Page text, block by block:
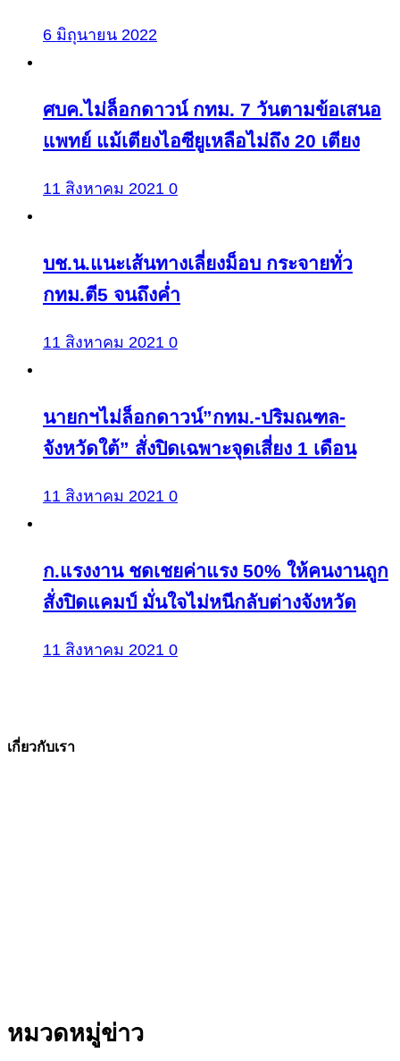
6 มิถุนายน 2022
ศบค.ไม่ล็อกดาวน์ กทม. 7 วันตามข้อเสนอ
แพทย์ แม้เตียงไอซียูเหลือไม่ถึง 20 เตียง
11 สิงหาคม 2021 0
บช.น.แนะเส้นทางเลี่ยงม็อบ กระจายทั่ว
กทม.ตี5 จนถึงค่ำ
11 สิงหาคม 2021 0
นายกฯไม่ล็อกดาวน์”กทม.-ปริมณฑล-
จังหวัดใต้” สั่งปิดเฉพาะจุดเสี่ยง 1 เดือน
11 สิงหาคม 2021 0
ก.แรงงาน ชดเชยค่าแรง 50% ให้คนงานถูก
สั่งปิดแคมป์ มั่นใจไม่หนีกลับต่างจังหวัด
11 สิงหาคม 2021 0
เกี่ยวกับเรา
หมวดหมู่ข่าว